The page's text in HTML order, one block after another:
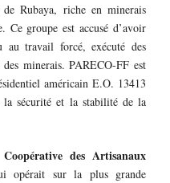
Rubaya, riche en minerais
Ce groupe est accusé d’avoir
au travail forcé, exécuté des
minerais. PARECO-FF est
américain E.O. 13413
la sécurité et la stabilité de la
Coopérative des Artisanaux
opérait sur la plus grande